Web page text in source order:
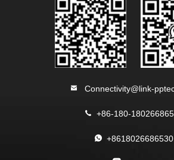
Connectivity@link-
+86-180-
+8618026686530